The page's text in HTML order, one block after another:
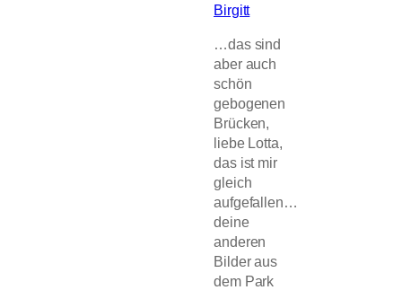
Birgitt
…das sind
aber auch
schön
gebogenen
Brücken,
liebe Lotta,
das ist mir
gleich
aufgefallen…
deine
anderen
Bilder aus
dem Park